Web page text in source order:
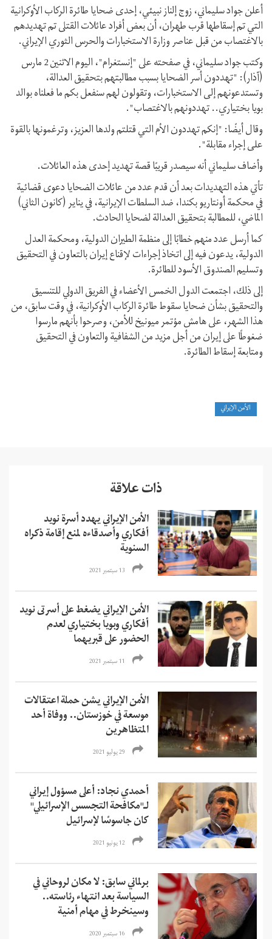
أعلن جواد سليماني، زوج إلناز نبیئي، إحدى ضحايا طائرة الركاب الأوكرانية
التي تم إسقاطها قرب طهران، أن بعض أفراد عائلات القتلى تم تهدیدهم
بالاغتصاب من قبل عناصر وزارة الاستخبارات والحرس الثوري الإيراني.
وكتب جواد سليماني، في صفحته على "إنستغرام"، اليوم الاثنين 2 مارس
(آذار): "تهددون أسر الضحايا بسبب مطالبتهم بتحقیق العدالة،
وتستدعونهم إلی الاستخبارات، وتقولون لهم سنفعل بکم ما فعلناه بوالد
بویا بختیاري.. تهددونهم بالاغتصاب".
وقال أيضًا: "إنكم تهددون الأم التي قتلتم ولدها العزیز، وترغمونها بالقوة
علی إجراء مقابلة".
وأضاف سليماني أنه سيصدر قريبًا قصة تهديد إحدى هذه العائلات.
تأتي هذه التهديدات بعد أن قدم عدد من عائلات الضحایا دعوى قضائية
في محکمة أونتاریو بکندا، ضد السلطات الإیرانیة، في يناير (كانون الثاني)
الماضي، للمطالبة بتحقيق العدالة لضحايا الحادث.
كما أرسل عدد منهم خطابًا إلى منظمة الطيران الدولية، ومحكمة العدل
الدولية، يدعون فیه إلى اتخاذ إجراءات لإقناع إيران بالتعاون في التحقيق
وتسليم الصندوق الأسود للطائرة.
إلى ذلك، اجتمعت الدول الخمس الأعضاء في الفريق الدولي للتنسيق
والتحقيق بشأن ضحايا سقوط طائرة الركاب الأوكرانية، في وقت سابق، من
هذا الشهر، على هامش مؤتمر ميونيخ للأمن، وصرحوا بأنهم مارسوا
ضغوطًا على إيران من أجل مزيد من الشفافية والتعاون في التحقيق
ومتابعة إسقاط الطائرة.
الأمن الإيراني
ذات علاقة
الأمن الإيراني يهدد أسرة نويد
أفكاري وأصدقاءه لمنع إقامة ذكراه
السنوية
13 سبتمبر 2021
الأمن الإيراني يضغط على أسرتى نويد
أفكاري وبويا بختياري لعدم
الحضور على قبريهما
11 سبتمبر 2021
الأمن الإيراني يشن حملة اعتقالات
موسعة في خوزستان.. ووفاة أحد
المتظاهرين
29 يوليو 2021
أحمدي نجاد: أعلى مسؤول إيراني
لـ"مكافحة التجسس الإسرائيلي"
كان جاسوسًا لإسرائيل
12 يونيو 2021
برلماني سابق: لا مكان لروحاني في
السياسة بعد انتهاء رئاسته..
وسينخرط في مهام أمنية
16 سبتمبر 2020